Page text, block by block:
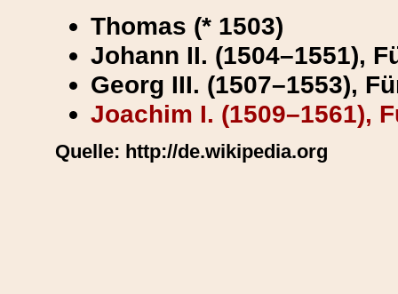
Thomas (* 1503)
Johann II. (1504–1551),
Georg III. (1507–1553),
Joachim I. (1509–1561),
Quelle: http://de.wikipedia.org